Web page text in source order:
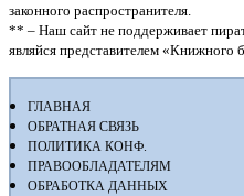
законного распространителя.
** – Наш сайт не поддерживает
являйся представителем «Книжного
ГЛАВНАЯ
ОБРАТНАЯ СВЯЗЬ
ПОЛИТИКА КОНФ.
ПРАВООБЛАДАТЕЛЯМ
ОБРАБОТКА ДАННЫХ